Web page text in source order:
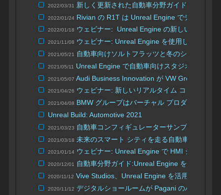
2022/03/31 新しく更新された自動車分野ガイド（日本語
2022/01/24 Rivian の R1T は Unreal Engine でデザイン
2022/01/18 ウェビナー: Unreal Engine の新しい HMI デ
2021/11/08 ウェビナー: Unreal Engine を使用したオープ
2021/05/21 自動車向けソルトフラッツと冬のシーンがダ
2021/05/11 Unreal Engine で自動車向けスタジオ ライテ
2021/05/07 Audi Business Innovation が VW Group で工
2021/04/26 ウェビナー: 新しいリアルタイム コンフィギ
2021/04/08 BMW グループはバーチャル プロダクション
Unreal Build: Automotive 2021
2021/03/23 自動車コンフィギュレーターサンプルがダウ
2021/03/18 未来のスマート シティを走る自動車の仮想的
2021/01/14 ウェビナー: Unreal Engine で HMI システム
2020/12/01 自動車分野ガイド:Unreal Engine を使用した
2020/11/12 Vive Studios、Unreal Engine を活用して KIA
2020/11/12 デジタルショールームが Pagani のハイパー